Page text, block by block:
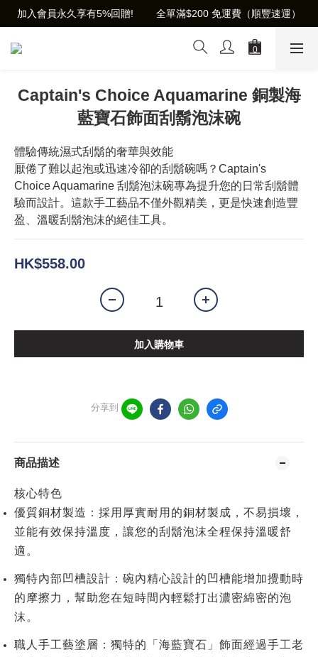
加入會員永久享有5%回贈!        全單滿$200 免運費（順豐速運）
Captain's Choice Aquamarine 銅製海
藍寶石飾面刮鬍泡沫碗
體驗傳統濕式刮鬍的奢華與效能
厭倦了難以起泡或迅速冷卻的刮鬍碗嗎？Captain's
Choice Aquamarine 刮鬍泡沫碗專為提升您的日常刮鬍體
驗而設計。這款手工藝品不僅外觀精美，更是快速創造豐
盈、溫暖刮鬍泡沫的絕佳工具。
HK$558.00
加入購物車
分享到
商品描述
核心特色
優質銅材製造 ：採用厚實耐用的銅材製成，不易損壞，
並能有效保持溫度，讓您的刮鬍泡沫全程保持溫暖舒
適。
獨特內部凹槽設計 ：碗內精心設計的凹槽能增加攪動時
的摩擦力，幫助您在短時間內輕鬆打出濃密綿密的泡
沫。
職人手工藝塗層 ：獨特的「海藍寶石」飾面經過手工老